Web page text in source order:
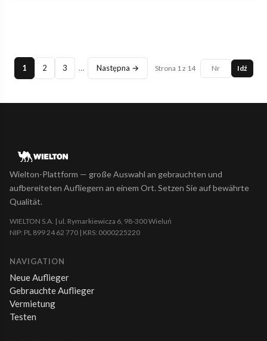
1 2 3 … Następna → Strona 1 z 14 Idź
Wielton-Plattform — große Auswahl an gebrauchten und
aufbereiteten Aufliegern an einem Ort. Setzen Sie auf bewährte
Qualität.
WIELTON S.A. | ul. Rymarkiewicza 6, 98-300 Wieluń
NIP: PL 899 24 62 770 | KRS: 0000225220
NAVIGATION
Neue Auflieger
Gebrauchte Auflieger
Vermietung
Testen